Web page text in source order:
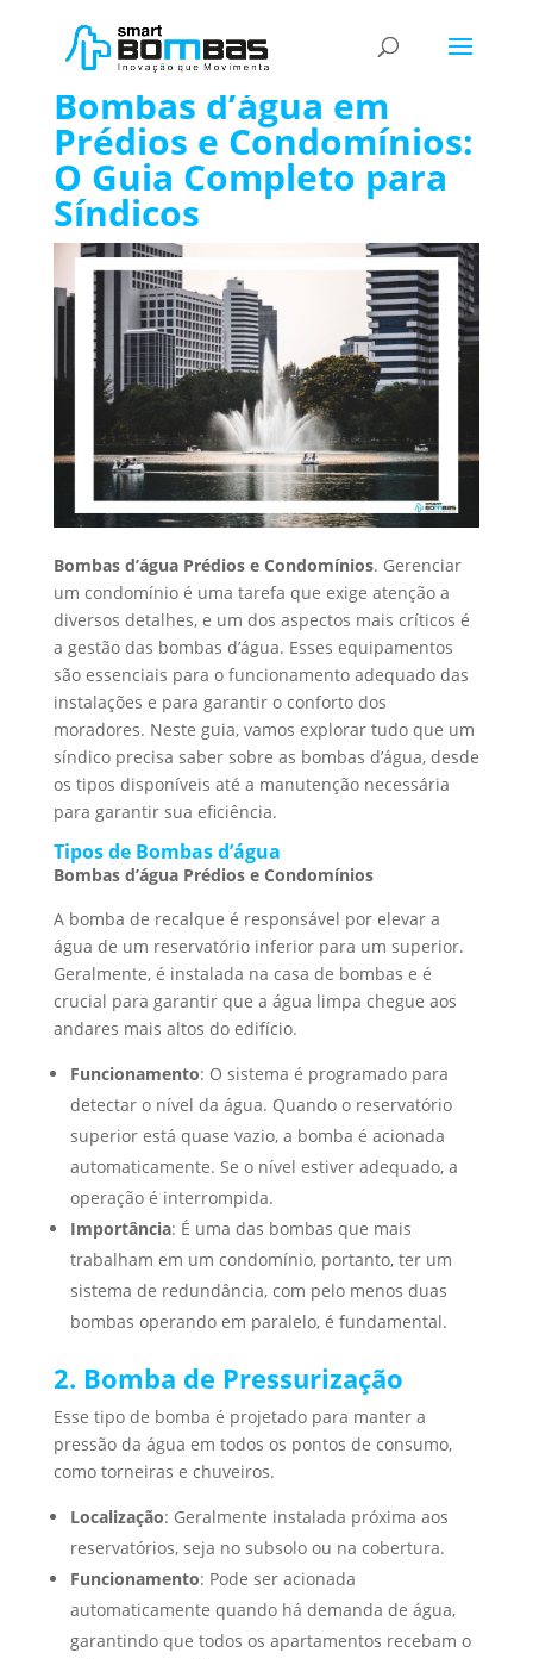
Bombas d’água Prédios e Condomínios
Bombas d’água em
Prédios e Condomínios:
O Guia Completo para
Síndicos
Bombas d’água Prédios e Condomínios. Gerenciar
um condomínio é uma tarefa que exige atenção a
diversos detalhes, e um dos aspectos mais críticos é
a gestão das bombas d’água. Esses equipamentos
são essenciais para o funcionamento adequado das
instalações e para garantir o conforto dos
moradores. Neste guia, vamos explorar tudo que um
síndico precisa saber sobre as bombas d’água, desde
os tipos disponíveis até a manutenção necessária
para garantir sua eficiência.
Tipos de Bombas d’água
Bombas d’água Prédios e Condomínios
A bomba de recalque é responsável por elevar a
água de um reservatório inferior para um superior.
Geralmente, é instalada na casa de bombas e é
crucial para garantir que a água limpa chegue aos
andares mais altos do edifício.
Funcionamento: O sistema é programado para
detectar o nível da água. Quando o reservatório
superior está quase vazio, a bomba é acionada
automaticamente. Se o nível estiver adequado, a
operação é interrompida.
Importância: É uma das bombas que mais
trabalham em um condomínio, portanto, ter um
sistema de redundância, com pelo menos duas
bombas operando em paralelo, é fundamental.
2. Bomba de Pressurização
Esse tipo de bomba é projetado para manter a
pressão da água em todos os pontos de consumo,
como torneiras e chuveiros.
Localização: Geralmente instalada próxima aos
reservatórios, seja no subsolo ou na cobertura.
Funcionamento: Pode ser acionada
automaticamente quando há demanda de água,
garantindo que todos os apartamentos recebam o